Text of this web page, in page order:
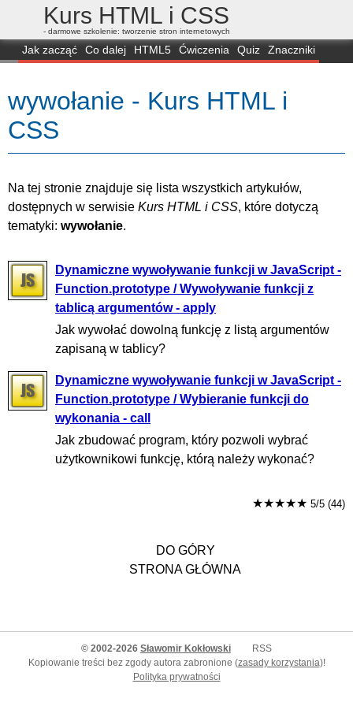
Kurs HTML i CSS
- darmowe szkolenie: tworzenie stron internetowych
Jak zacząć Co dalej HTML5 Ćwiczenia Quiz
Znaczniki
FAQ
Przeglądarki Mapa FORUM
wywołanie - Kurs HTML i
CSS
Na tej stronie znajduje się lista wszystkich artykułów,
dostępnych w serwisie Kurs HTML i CSS, które dotyczą
tematyki: wywołanie.
Dynamiczne wywoływanie funkcji w JavaScript -
Function.prototype / Wywoływanie funkcji z
tablicą argumentów - apply
Jak wywołać dowolną funkcję z listą argumentów
zapisaną w tablicy?
Dynamiczne wywoływanie funkcji w JavaScript -
Function.prototype / Wybieranie funkcji do
wykonania - call
Jak zbudować program, który pozwoli wybrać
użytkownikowi funkcję, którą należy wykonać?
★★★★★ 5/5 (44)
DO GÓRY
STRONA GŁÓWNA
© 2002-2026 Sławomir Kokłowski
RSS
Kopiowanie treści bez zgody autora zabronione (zasady korzystania)!
Polityka prywatności